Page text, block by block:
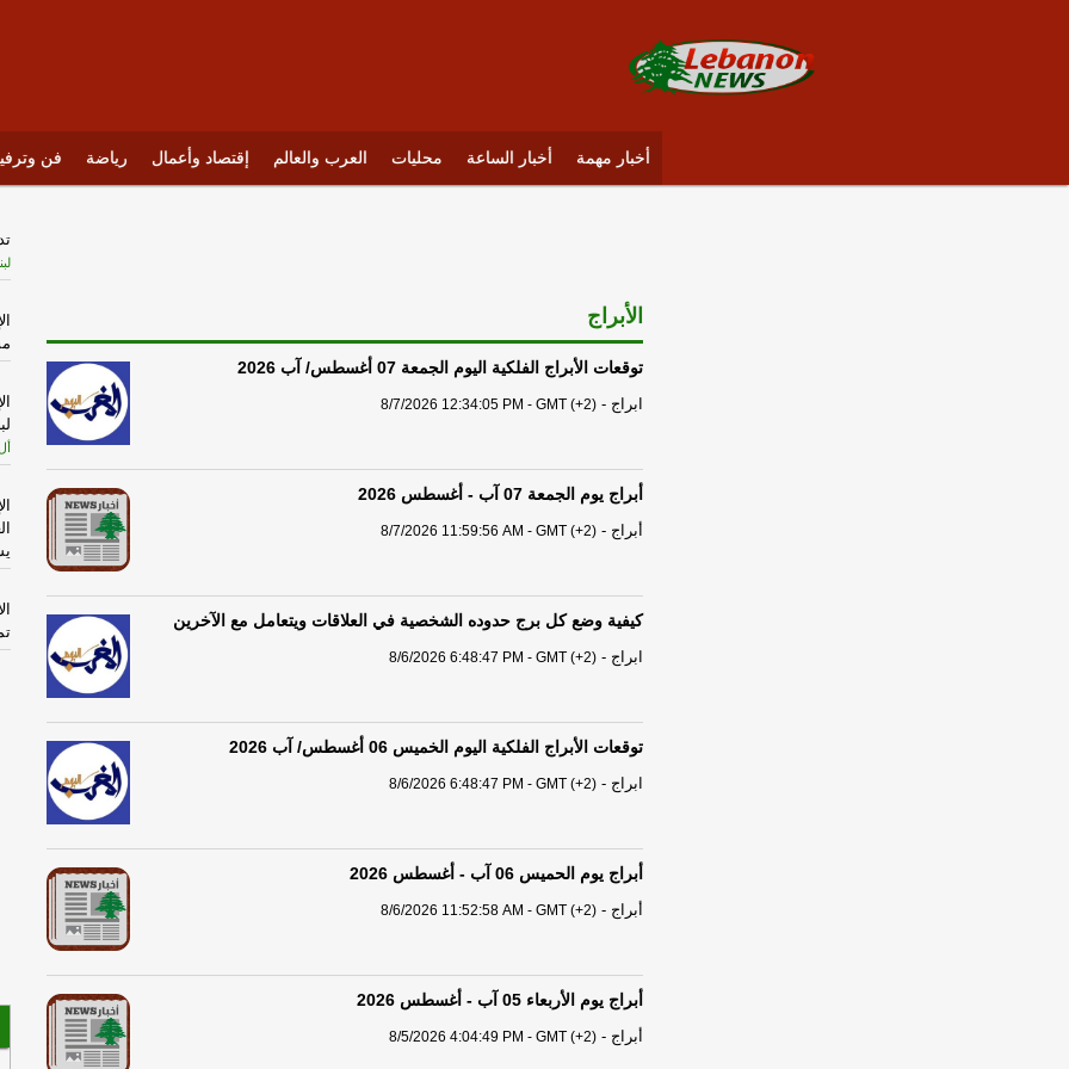
أخبار مهمة أخبار الساعة محليات العرب والعالم إقتصاد وأعمال رياضة فن
الأبراج
توقعات الأبراج الفلكية اليوم الجمعة 07 أغسطس/ آب 2026
ابراج -
8/7/2026 12:34:05 PM - GMT (+2)
أبراج يوم الجمعة 07 آب - أغسطس 2026
أبراج -
8/7/2026 11:59:56 AM - GMT (+2)
كيفية وضع كل برج حدوده الشخصية في العلاقات ويتعامل مع الآخرين
ابراج -
8/6/2026 6:48:47 PM - GMT (+2)
توقعات الأبراج الفلكية اليوم الخميس 06 أغسطس/ آب 2026
ابراج -
8/6/2026 6:48:47 PM - GMT (+2)
أبراج يوم الحميس 06 آب - أغسطس 2026
أبراج -
8/6/2026 11:52:58 AM - GMT (+2)
أبراج يوم الأربعاء 05 آب - أغسطس 2026
أبراج -
8/5/2026 4:04:49 PM - GMT (+2)